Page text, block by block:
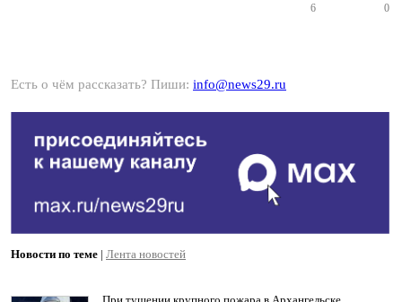
6 0
Есть о чём рассказать? Пиши: info@news29.ru
Новости по теме | Лента новостей